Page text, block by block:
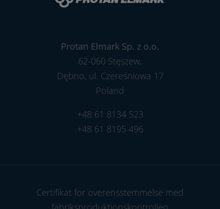
Protan Elmark Sp. z o.o.
62-060 Stęszew,
Dębno, ul. Czereśniowa 17
Poland
+48 61 8134 523
+48 61 8195 496
Certifikat for overensstemmelse med